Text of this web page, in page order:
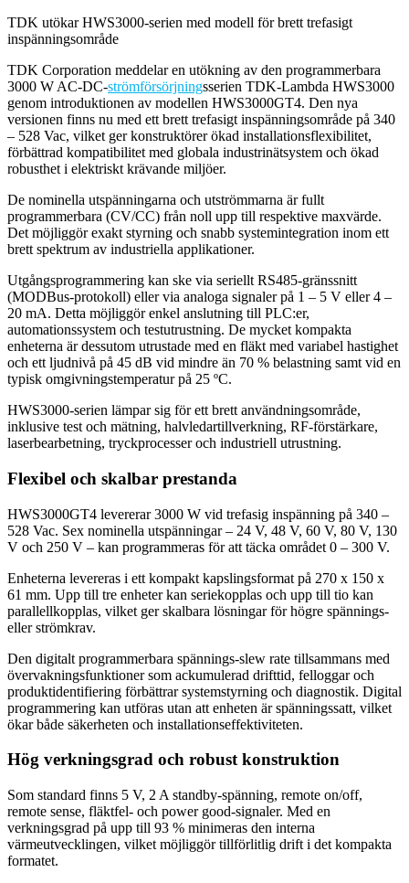
TDK utökar HWS3000-serien med modell för brett trefasigt
inspänningsområde
TDK Corporation meddelar en utökning av den programmerbara
3000 W AC-DC-strömförsörjningsserien TDK-Lambda HWS3000
genom introduktionen av modellen HWS3000GT4. Den nya
versionen finns nu med ett brett trefasigt inspänningsområde på 340
– 528 Vac, vilket ger konstruktörer ökad installationsflexibilitet,
förbättrad kompatibilitet med globala industrinätsystem och ökad
robusthet i elektriskt krävande miljöer.
De nominella utspänningarna och utströmmarna är fullt
programmerbara (CV/CC) från noll upp till respektive maxvärde.
Det möjliggör exakt styrning och snabb systemintegration inom ett
brett spektrum av industriella applikationer.
Utgångsprogrammering kan ske via seriellt RS485-gränssnitt
(MODBus-protokoll) eller via analoga signaler på 1 – 5 V eller 4 –
20 mA. Detta möjliggör enkel anslutning till PLC:er,
automationssystem och testutrustning. De mycket kompakta
enheterna är dessutom utrustade med en fläkt med variabel hastighet
och ett ljudnivå på 45 dB vid mindre än 70 % belastning samt vid en
typisk omgivningstemperatur på 25 ºC.
HWS3000-serien lämpar sig för ett brett användningsområde,
inklusive test och mätning, halvledartillverkning, RF-förstärkare,
laserbearbetning, tryckprocesser och industriell utrustning.
Flexibel och skalbar prestanda
HWS3000GT4 levererar 3000 W vid trefasig inspänning på 340 –
528 Vac. Sex nominella utspänningar – 24 V, 48 V, 60 V, 80 V, 130
V och 250 V – kan programmeras för att täcka området 0 – 300 V.
Enheterna levereras i ett kompakt kapslingsformat på 270 x 150 x
61 mm. Upp till tre enheter kan seriekopplas och upp till tio kan
parallellkopplas, vilket ger skalbara lösningar för högre spännings-
eller strömkrav.
Den digitalt programmerbara spännings-slew rate tillsammans med
övervakningsfunktioner som ackumulerad drifttid, felloggar och
produktidentifiering förbättrar systemstyrning och diagnostik. Digital
programmering kan utföras utan att enheten är spänningssatt, vilket
ökar både säkerheten och installations­effektiviteten.
Hög verkningsgrad och robust konstruktion
Som standard finns 5 V, 2 A standby-spänning, remote on/off,
remote sense, fläktfel- och power good-signaler. Med en
verkningsgrad på upp till 93 % minimeras den interna
värmeutvecklingen, vilket möjliggör tillförlitlig drift i det kompakta
formatet.